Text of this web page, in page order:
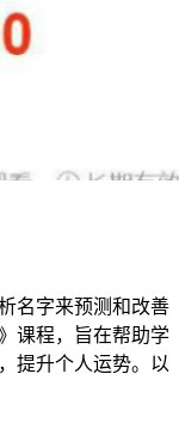
名字来预测和改善
课程，旨在帮助学
提升个人运势。以